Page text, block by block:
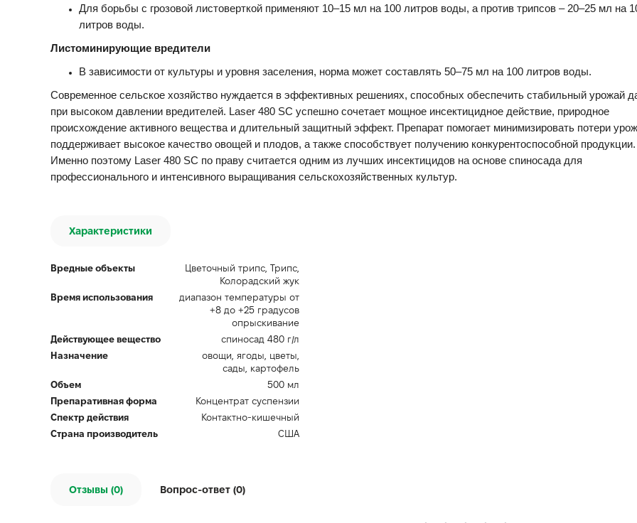
Для борьбы с грозовой листоверткой применяют 10–15 мл на 100 литров воды, а против трипсов – 20–25 мл на
литров воды.
Листоминирующие вредители
В зависимости от культуры и уровня заселения, норма может составлять 50–75 мл на 100 литров воды.
Современное сельское хозяйство нуждается в эффективных решениях, способных обеспечить стабильный урожай
при высоком давлении вредителей. Laser 480 SC успешно сочетает мощное инсектицидное действие, природное
происхождение активного вещества и длительный защитный эффект. Препарат помогает минимизировать потери
поддерживает высокое качество овощей и плодов, а также способствует получению конкурентоспособной продукции.
Именно поэтому Laser 480 SC по праву считается одним из лучших инсектицидов на основе спиносада для
профессионального и интенсивного выращивания сельскохозяйственных культур.
Характеристики
Вредные объекты
Цветочный трипс, Трипс,
Колорадский жук
Время использования
диапазон температуры от
+8 до +25 градусов
опрыскивание
Действующее вещество
спиносад 480 г/л
Назначение
овощи, ягоды, цветы,
сады, картофель
Объем
500 мл
Препаративная форма
Концентрат суспензии
Спектр действия
Контактно-кишечный
Страна производитель
США
Отзывы (0) Вопрос-ответ (0)